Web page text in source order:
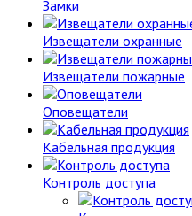
Замки
Извещатели охранные
Извещатели пожарные
Оповещатели
Кабельная продукция
Контроль доступа